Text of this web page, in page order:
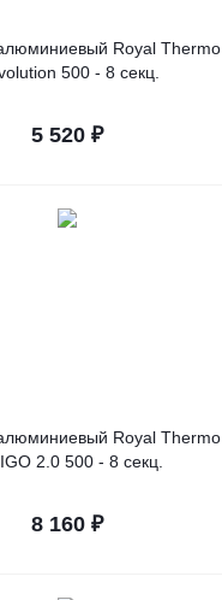
Royal Thermo
500 - 8 секц.
5 520 ₽
Royal Thermo
2.0 500 - 8 секц.
8 160 ₽